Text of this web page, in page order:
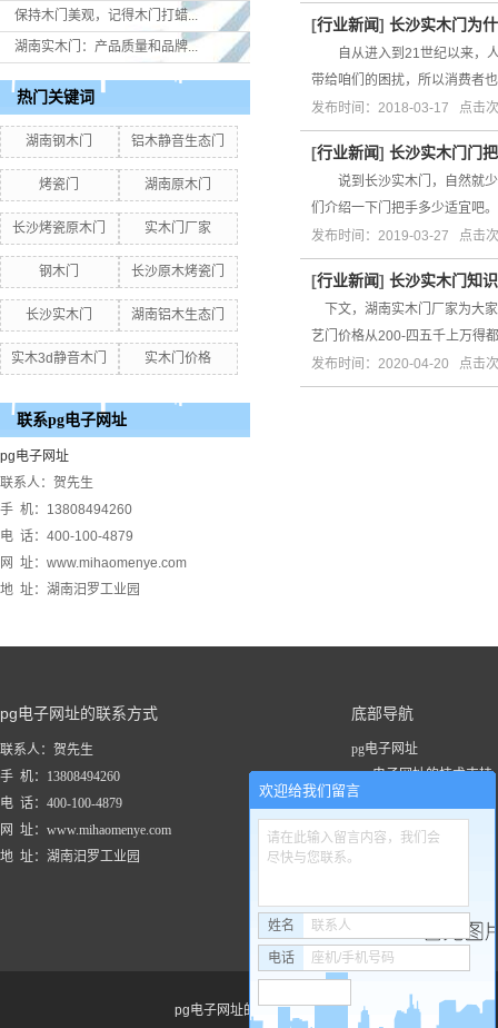
保持木门美观，记得木门打蜡...
湖南实木门：产品质量和品牌...
热门关键词
湖南钢木门 铝木静音生态门
烤瓷门 湖南原木门
长沙烤瓷原木门 实木门厂家
钢木门 长沙原木烤瓷门
长沙实木门 湖南铝木生态门
实木3d静音木门 实木门价格
联系pg电子网址
pg电子网址
联系人：贺先生
手 机：13808494260
电 话：400-100-4879
网 址：www.mihaomenye.com
地 址：湖南汨罗工业园
[行业新闻] 长沙实木门为
自从进入到21世纪以来，人
带给咱们的困扰，所以消费
发布时间：2018-03-17 点击
[行业新闻] 长沙实木门门
说到长沙实木门，自然就少
们介绍一下门把手多少适宜
发布时间：2019-03-27 点击
[行业新闻] 长沙实木门知
下文，湖南实木门厂家为大
艺门价格从200-四五千上万得
发布时间：2020-04-20 点击
pg电子网址的联系方式
联系人：贺先生
手 机：13808494260
电 话：400-100-4879
网 址：www.mihaomenye.com
地 址：湖南汨罗工业园
底部导航
pg电子网址
pg电子网址的技术支持
关于pg电子网址
工程案例
pg电子网址的友情链接：
欢迎给我们留言
请在此输入留言内容，我们会
尽快与您联系。
姓名 联系人
电话 座机/手机号码